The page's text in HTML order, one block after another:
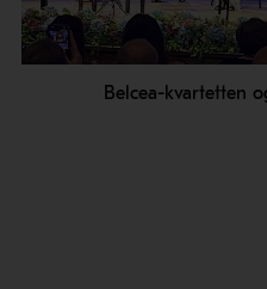
Belcea-kvartetten